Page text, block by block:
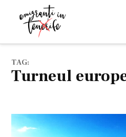
in
TAG:
turneul